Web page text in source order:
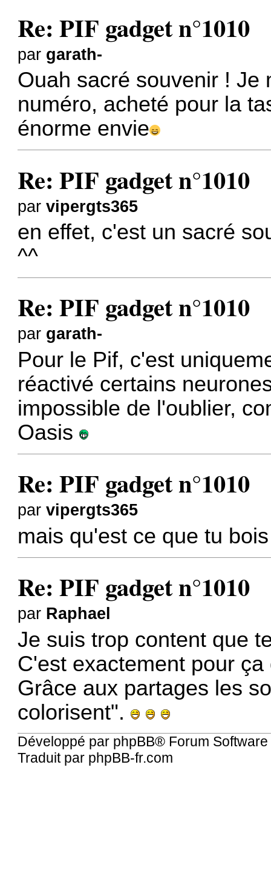
Re: PIF gadget n°1010
par garath-
Ouah sacré souvenir ! Je
numéro, acheté pour la
énorme envie
Re: PIF gadget n°1010
parvipergts365
en effet, c'est un sacré
^^
Re: PIF gadget n°1010
par garath-
Pour le Pif, c'est
réactivé certains
impossible de l'oublier,
Oasis
Re: PIF gadget n°1010
parvipergts365
mais qu'est ce que tu
Re: PIF gadget n°1010
par Raphael
Je suis trop content que
C'est exactement pour
Grâce aux partages les
colorisent".
Développé par phpBB® Forum
Traduit par phpBB-fr.com